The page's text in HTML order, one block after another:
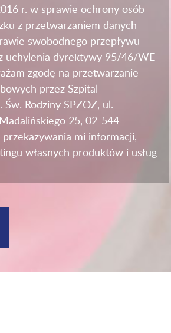
r. w sprawie ochrony osób
z przetwarzaniem danych
swobodnego przepływu
uchylenia dyrektywy 95/46/WE
zgodę na przetwarzanie
przez Szpital
Rodziny SPZOZ, ul.
25, 02-544
mi informacji,
własnych produktów i usług